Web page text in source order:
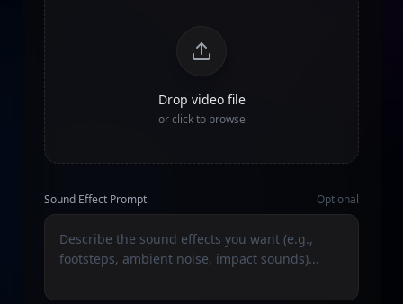
Drop video file
or click to browse
Sound Effect Prompt Optional